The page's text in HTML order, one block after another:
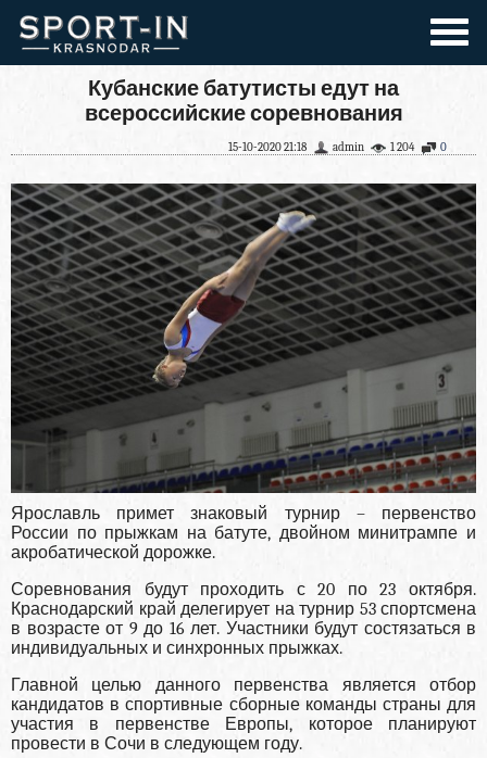
Кубанские батутисты едут на
всероссийские соревнования
0
1 204
admin
15-10-2020 21:18
Ярославль примет знаковый турнир – первенство
России по прыжкам на батуте, двойном минитрампе и
акробатической дорожке.
Соревнования будут проходить с 20 по 23 октября.
Краснодарский край делегирует на турнир 53 спортсмена
в возрасте от 9 до 16 лет. Участники будут состязаться в
индивидуальных и синхронных прыжках.
Главной целью данного первенства является отбор
кандидатов в спортивные сборные команды страны для
участия в первенстве Европы, которое планируют
провести в Сочи в следующем году.